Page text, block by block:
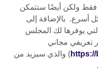
فقط ولكن أيضًا ستتمكن
أسرع. بالإضافة إلى
التي يوفرها لك المجلس
تعريفي مجاني
) والذي سيزيد من